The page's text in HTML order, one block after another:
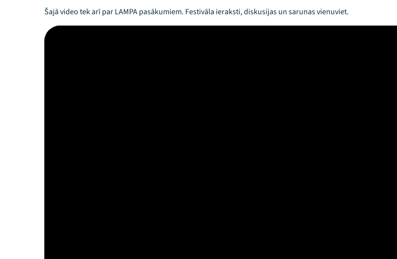
Šajā video tek arī par LAMPA pasākumiem. Festivāla ieraksti, diskusijas un sarunas vienuviet.